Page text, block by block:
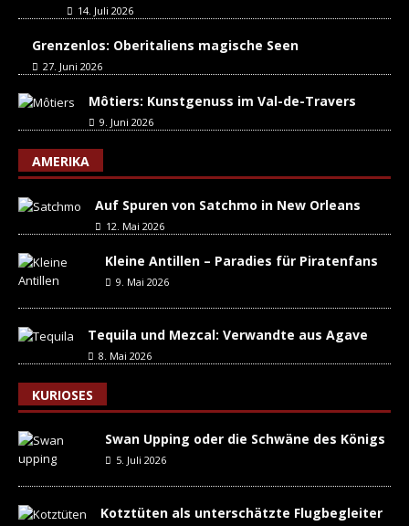
14. Juli 2026
Grenzenlos: Oberitaliens magische Seen
27. Juni 2026
Môtiers: Kunstgenuss im Val-de-Travers
9. Juni 2026
AMERIKA
Auf Spuren von Satchmo in New Orleans
12. Mai 2026
Kleine Antillen – Paradies für Piratenfans
9. Mai 2026
Tequila und Mezcal: Verwandte aus Agave
8. Mai 2026
KURIOSES
Swan Upping oder die Schwäne des Königs
5. Juli 2026
Kotztüten als unterschätzte Flugbegleiter